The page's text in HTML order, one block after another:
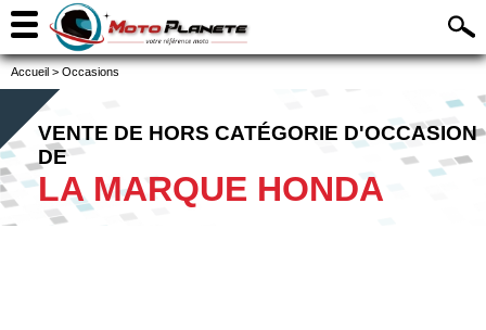
Accueil > Occasions
VENTE DE HORS CATÉGORIE D'OCCASION
DE
LA MARQUE HONDA